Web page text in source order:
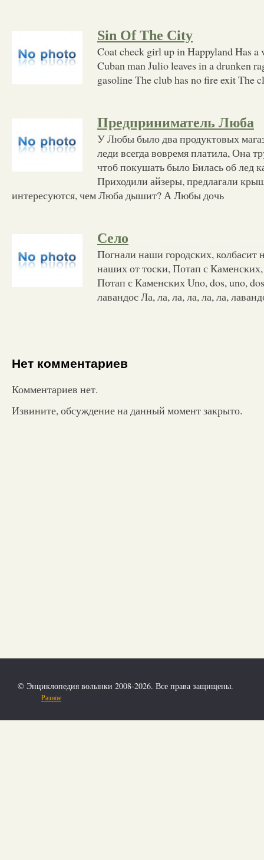
Sin Of The City
Coat check girl up in Happyland Has
Cuban man Julio leaves in a drunken
gasoline The club has no fire exit The
Предприниматель Люба
У Любы было два продуктовых
леди всегда вовремя платила, Она
чтоб покушать было Билась об лед
Приходили айзеры, предлагали
интересуются, чем Люба дышит? А Любы дочь
Село
Погнали наши городских, колбасит
наших от тоски, Потап с
Потап с Каменских Uno, dos, uno,
лавандос Ла, ла, ла, ла, ла, ла,
Нет комментариев
Комментариев нет.
Извините, обсуждение на данный момент закрыто.
© Энциклопедия волынки 2008-2026. Все права защищены.
Разное